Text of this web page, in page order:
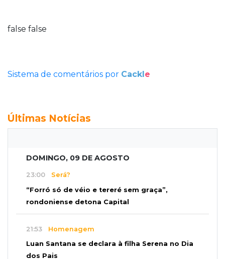
false false
Sistema de comentários por Cackle
Últimas Notícias
DOMINGO, 09 DE AGOSTO
23:00 Será?
“Forró só de véio e tereré sem graça”,
rondoniense detona Capital
21:53 Homenagem
Luan Santana se declara à filha Serena no Dia
dos Pais